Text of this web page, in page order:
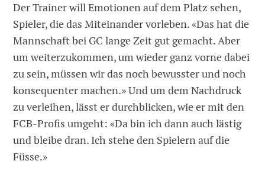
Der Trainer will Emotionen auf dem Platz sehen,
Spieler, die das Miteinander vorleben. «Das hat die
Mannschaft bei GC lange Zeit gut gemacht. Aber
um weiterzukommen, um wieder ganz vorne dabei
zu sein, müssen wir das noch bewusster und noch
konsequenter machen.» Und um dem Nachdruck
zu verleihen, lässt er durchblicken, wie er mit den
FCB-Profis umgeht: «Da bin ich dann auch lästig
und bleibe dran. Ich stehe den Spielern auf die
Füsse.»